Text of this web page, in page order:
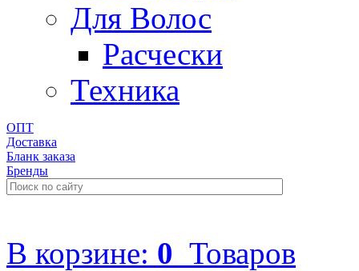
Для Волос
Расчески
Техника
ОПТ
Доставка
Бланк заказа
Бренды
В корзине: 0 Товаров